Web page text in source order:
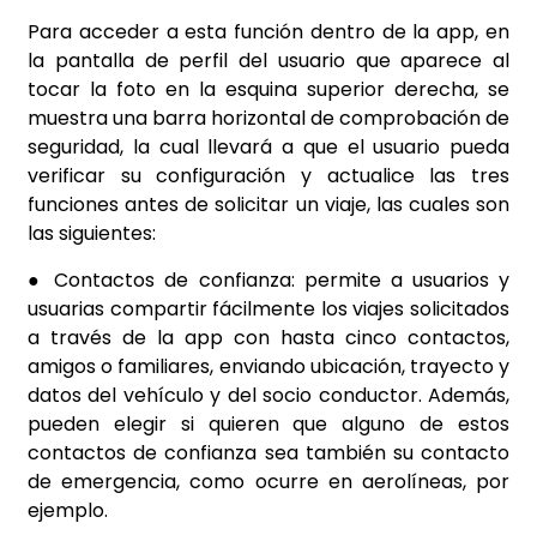
Para acceder a esta función dentro de la app, en
la pantalla de perfil del usuario que aparece al
tocar la foto en la esquina superior derecha, se
muestra una barra horizontal de comprobación de
seguridad, la cual llevará a que el usuario pueda
verificar su configuración y actualice las tres
funciones antes de solicitar un viaje, las cuales son
las siguientes:
● Contactos de confianza: permite a usuarios y
usuarias compartir fácilmente los viajes solicitados
a través de la app con hasta cinco contactos,
amigos o familiares, enviando ubicación, trayecto y
datos del vehículo y del socio conductor. Además,
pueden elegir si quieren que alguno de estos
contactos de confianza sea también su contacto
de emergencia, como ocurre en aerolíneas, por
ejemplo.